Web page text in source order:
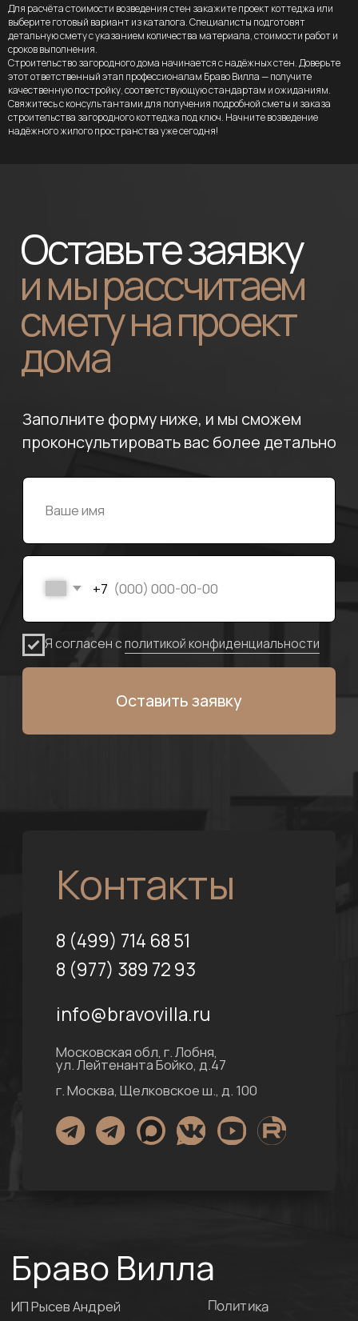
Для расчёта стоимости возведения стен закажите проект коттеджа или
выберите готовый вариант из каталога. Специалисты подготовят
детальную смету с указанием количества материала, стоимости работ и
сроков выполнения.
Строительство загородного дома начинается с надёжных стен. Доверьте
этот ответственный этап профессионалам Браво Вилла — получите
качественную постройку, соответствующую стандартам и ожиданиям.
Свяжитесь с консультантами для получения подробной сметы и заказа
строительства загородного коттеджа под ключ. Начните возведение
надёжного жилого пространства уже сегодня!